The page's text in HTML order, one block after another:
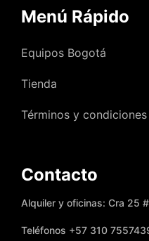
Menú Rápido
Equipos Bogotá
Tienda
Términos y
Contacto
Alquiler y oficinas: Cra 25
Teléfonos +57 310